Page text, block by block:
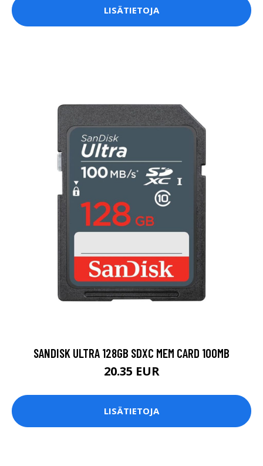
LISÄTIETOJA
SANDISK ULTRA 128GB SDXC MEM CARD 100MB
20.35 EUR
LISÄTIETOJA